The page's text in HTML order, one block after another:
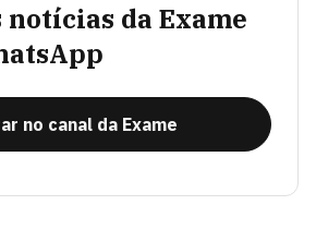
notícias da Exame
no canal da Exame